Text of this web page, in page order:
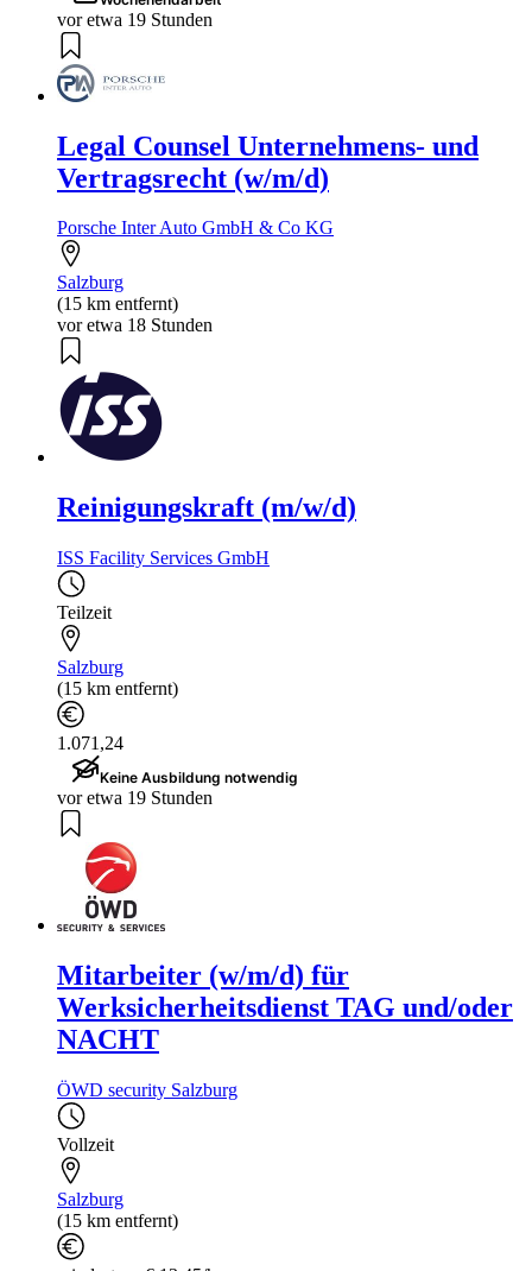
vor etwa 19 Stunden
Legal Counsel Unternehmens- und
Vertragsrecht (w/m/d)
Porsche Inter Auto GmbH & Co KG
Salzburg
(15 km entfernt)
vor etwa 18 Stunden
Reinigungskraft (m/w/d)
ISS Facility Services GmbH
Teilzeit
Salzburg
(15 km entfernt)
1.071,24
Keine Ausbildung notwendig
vor etwa 19 Stunden
Mitarbeiter (w/m/d) für
Werksicherheitsdienst TAG und/oder
NACHT
ÖWD security Salzburg
Vollzeit
Salzburg
(15 km entfernt)